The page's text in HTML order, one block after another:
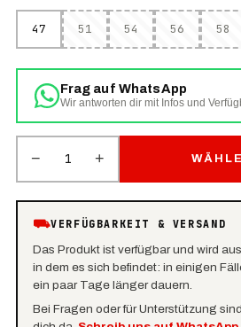
47 51 54 56 58
Frag auf WhatsApp
Wir antworten dir mit Infos und
− 1 +
⛟VERFÜGBARKEIT & VERSAND
Das Produkt ist verfügbar und wird
in dem es sich befindet: in einigen
ein paar Tage länger dauern.
Bei Fragen oder für Unterstützung